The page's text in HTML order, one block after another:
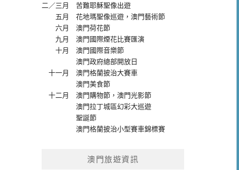
二／三月苦難耶穌聖像出遊
五月花地瑪聖像巡遊 ，澳門藝術節
六月澳門荷花節
九月澳門國際煙花比賽匯演
十月澳門國際音樂節
澳門政府總部開放日
十一月澳門格蘭披治大賽車
澳門美食節
十二月澳門購物節 ，澳門光影節
澳門拉丁城區幻彩大巡遊
聖誕節
澳門格蘭披治小型賽車錦標賽
澳門旅遊資訊